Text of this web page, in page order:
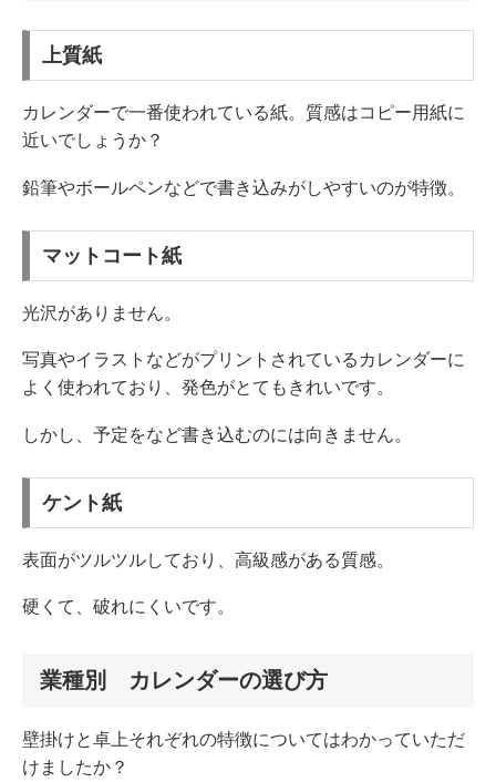
上質紙
カレンダーで一番使われている紙。質感はコピー用紙に
近いでしょうか？
鉛筆やボールペンなどで書き込みがしやすいのが特徴。
マットコート紙
光沢がありません。
写真やイラストなどがプリントされているカレンダーに
よく使われており、発色がとてもきれいです。
しかし、予定をなど書き込むのには向きません。
ケント紙
表面がツルツルしており、高級感がある質感。
硬くて、破れにくいです。
業種別 カレンダーの選び方
壁掛けと卓上それぞれの特徴についてはわかっていただ
けましたか？